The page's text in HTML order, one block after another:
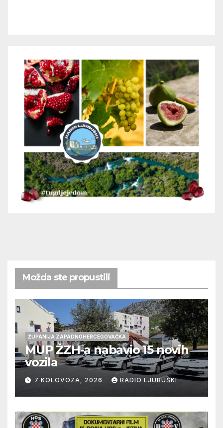
Možda ste propustili
ŽUPANIJA ZAPADNOHERCEGOVAČKA
MUP ŽZH-a nabavio 15 novih
vozila
7 KOLOVOZA, 2026 RADIO LJUBUŠKI